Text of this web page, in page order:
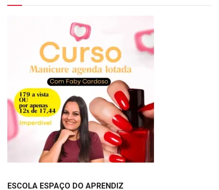
ESCOLA ESPAÇO DO APRENDIZ